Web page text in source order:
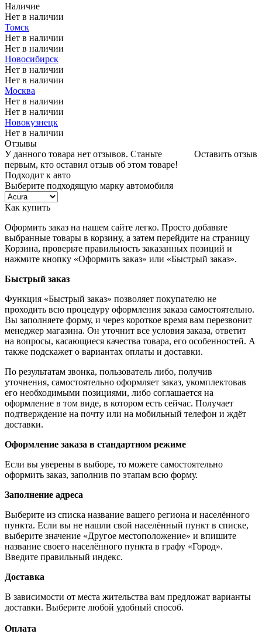
Наличие
Нет в наличии
Томск
Нет в наличии
Нет в наличии
Новосибирск
Нет в наличии
Нет в наличии
Москва
Нет в наличии
Нет в наличии
Новокузнецк
Нет в наличии
Отзывы
Оставить отзыв
У данного товара нет отзывов. Станьте
первым, кто оставил отзыв об этом товаре!
Подходит к авто
Выберите подходящую марку автомобиля
Как купить
Оформить заказ на нашем сайте легко. Просто добавьте
выбранные товары в корзину, а затем перейдите на страницу
Корзина, проверьте правильность заказанных позиций и
нажмите кнопку «Оформить заказ» или «Быстрый заказ».
Быстрый заказ
Функция «Быстрый заказ» позволяет покупателю не
проходить всю процедуру оформления заказа самостоятельно.
Вы заполняете форму, и через короткое время вам перезвонит
менеджер магазина. Он уточнит все условия заказа, ответит
на вопросы, касающиеся качества товара, его особенностей. А
также подскажет о вариантах оплаты и доставки.
По результатам звонка, пользователь либо, получив
уточнения, самостоятельно оформляет заказ, укомплектовав
его необходимыми позициями, либо соглашается на
оформление в том виде, в котором есть сейчас. Получает
подтверждение на почту или на мобильный телефон и ждёт
доставки.
Оформление заказа в стандартном режиме
Если вы уверены в выборе, то можете самостоятельно
оформить заказ, заполнив по этапам всю форму.
Заполнение адреса
Выберите из списка название вашего региона и населённого
пункта. Если вы не нашли свой населённый пункт в списке,
выберите значение «Другое местоположение» и впишите
название своего населённого пункта в графу «Город».
Введите правильный индекс.
Доставка
В зависимости от места жительства вам предложат варианты
доставки. Выберите любой удобный способ.
Оплата